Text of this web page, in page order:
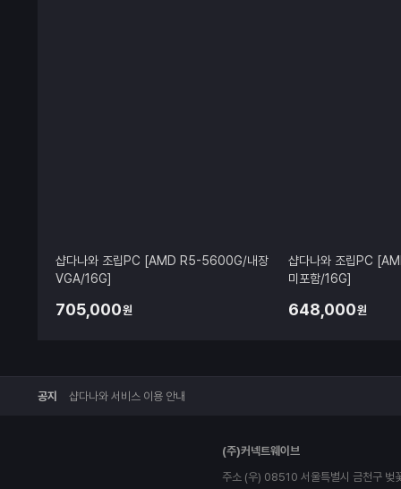
샵다나와 조립PC [AMD R5-5600G/내장
VGA/16G]
705,000원
샵다나와 조립PC
미포함/16G]
648,000원
공지 샵다나와 서비스 이용 안내
(주)커넥트웨이브
주소 (우) 08510 서울특별시 금천구